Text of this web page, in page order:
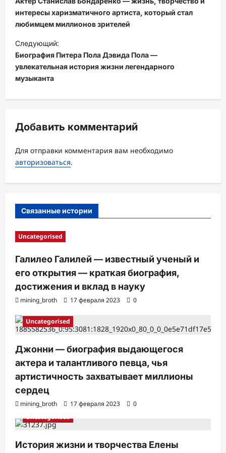
в
и
г
а
ц
з
п
и
с
и
интересы харизматичного артиста, который стал
любимцем миллионов зрителей
Следующий:
Биография Питера Пола Дэвида Пола —
увлекательная история жизни легендарного
музыканта
Добавить комментарий
Для отправки комментария вам необходимо
авторизоваться.
Связанные истории
Uncategorised
Галилео Галилей — известный ученый и
его открытия — краткая биография,
достижения и вклад в науку
mining_broth 17 февраля 2023 0
Uncategorised
Джонни — биография выдающегося
актера и талантливого певца, чья
артистичность захватывает миллионы
сердец
mining_broth 17 февраля 2023
0
Uncategorised
История жизни и творчества Елены